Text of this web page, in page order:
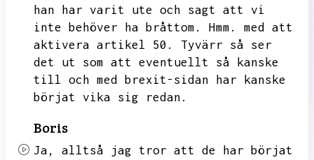
han har varit ute och sagt att vi
inte behöver ha bråttom.
Hmm.
med att
aktivera artikel 50.
Tyvärr så ser
det ut som att eventuellt så kanske
till och med brexit-sidan har kanske
börjat vika sig redan.
Boris
Ja,
alltså jag tror att de har börjat